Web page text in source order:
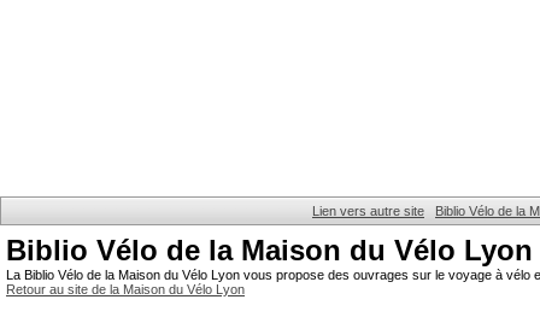
Lien vers autre site Biblio Vélo de la
Biblio Vélo de la Maison du Vélo Lyon
La Biblio Vélo de la Maison du Vélo Lyon vous propose des ouvrages sur le voyage à
Retour au site de la Maison du Vélo Lyon